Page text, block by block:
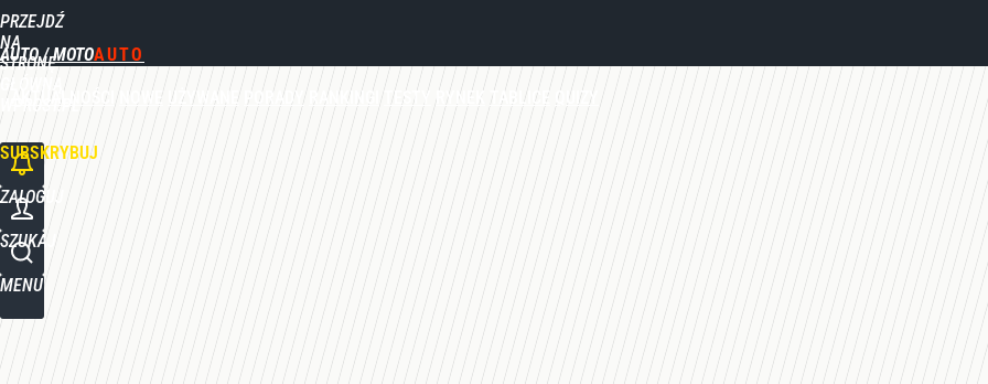
PRZEJDŹ
NA
STRONĘ
GŁÓWNĄ
WPROST.PL
AUTO / MOTO
AKTUALNOŚCI NOWE UŻYWANE PORADY RANKINGI TESTY RYNEK TABLICE QUIZY
SUBSKRYBUJ
ZALOGUJ
SZUKAJ
MENU